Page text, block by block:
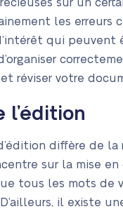
sur un
les erreurs
qui peuvent
réviser votre
l’édition
diffère de
sur la mise
tous les mots de
D’ailleurs, il existe